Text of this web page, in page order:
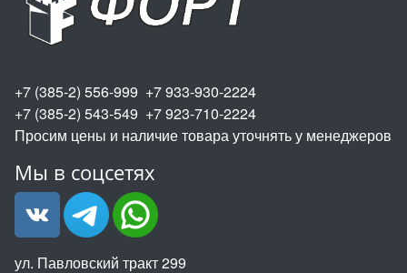
+7 (385-2) 556-999 +7 933-930-2224
+7 (385-2) 543-549 +7 923-710-2224
Просим цены и наличие товара уточнять у менеджеров
Мы в соцсетях
ул. Павловский тракт 299